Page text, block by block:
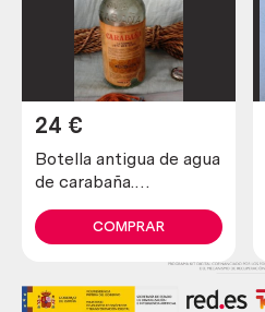
Botella antigua de agua
de carabaña.
24 €
COMPRAR